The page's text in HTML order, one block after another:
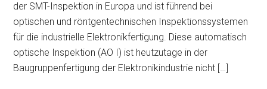
der SMT-Inspektion in Europa und ist führend bei
optischen und röntgentechnischen Inspektionssystemen
für die industrielle Elektronikfertigung. Diese automatisch
optische Inspektion (AO I) ist heutzutage in der
Baugruppenfertigung der Elektronikindustrie nicht […]